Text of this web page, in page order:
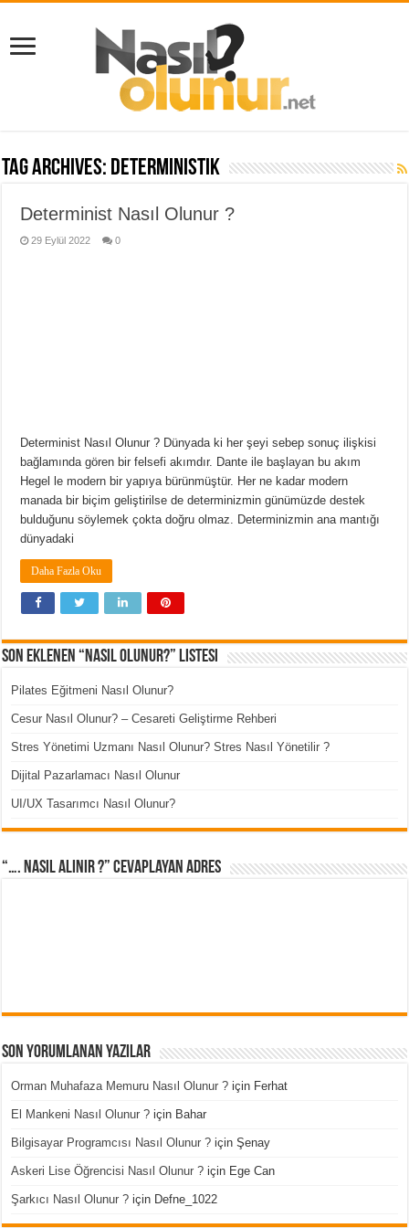
Tag Archives: deterministik
Determinist Nasıl Olunur ?
29 Eylül 2022 0
Determinist Nasıl Olunur ? Dünyada ki her şeyi sebep sonuç ilişkisi
bağlamında gören bir felsefi akımdır. Dante ile başlayan bu akım
Hegel le modern bir yapıya bürünmüştür. Her ne kadar modern
manada bir biçim geliştirilse de determinizmin günümüzde destek
bulduğunu söylemek çokta doğru olmaz. Determinizmin ana mantığı
dünyadaki
Daha Fazla Oku
Son Eklenen “Nasıl Olunur?” Listesi
Pilates Eğitmeni Nasıl Olunur?
Cesur Nasıl Olunur? – Cesareti Geliştirme Rehberi
Stres Yönetimi Uzmanı Nasıl Olunur? Stres Nasıl Yönetilir ?
Dijital Pazarlamacı Nasıl Olunur
UI/UX Tasarımcı Nasıl Olunur?
“…. Nasıl Alınır ?” cevaplayan adres
Son Yorumlanan Yazılar
Orman Muhafaza Memuru Nasıl Olunur ? için Ferhat
El Mankeni Nasıl Olunur ? için Bahar
Bilgisayar Programcısı Nasıl Olunur ? içinŞenay
Askeri Lise Öğrencisi Nasıl Olunur ? için Ege Can
Şarkıcı Nasıl Olunur ? için Defne_1022